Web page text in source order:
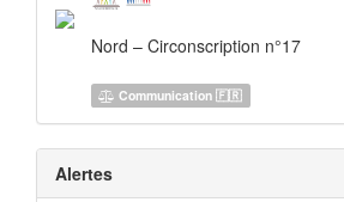
Nord – Circonscription n°17
Communication 🇫🇷
Alertes